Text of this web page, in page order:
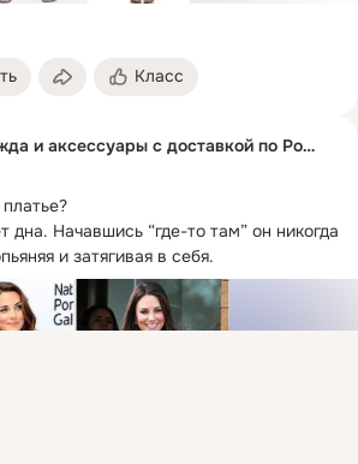
Класс
Женская одежда и аксессуары с доставкой по России.
дна. Начавшись “где-то там” он никогда
и затягивая в себя.